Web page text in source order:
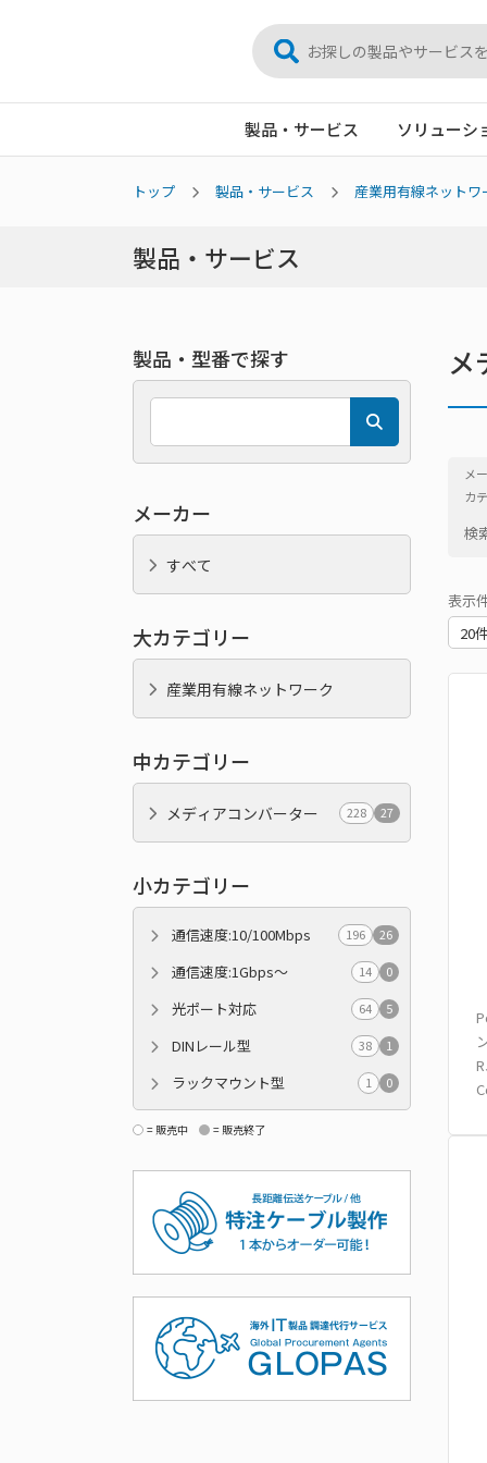
製品・サービス ソリューシ
トップ 製品・サービス 産業用有線ネットワ
製品・サービス
メ
メ
カ
検
表示
製品・型番で探す
メーカー
すべて
大カテゴリー
産業用有線ネットワーク
中カテゴリー
メディアコンバーター 228 27
小カテゴリー
通信速度:10/100Mbps 196 26
通信速度:1Gbps～ 14 0
光ポート対応 64 5
DINレール型 38 1
ラックマウント型 1 0
= 販売中 = 販売終了